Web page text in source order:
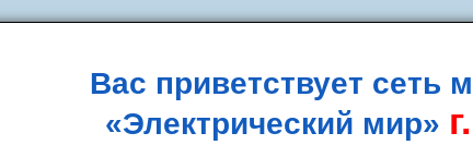
Вас приветствует сеть
«Электрический мир»